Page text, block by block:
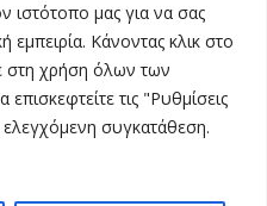
ιστότοπο μας για να σας
Κάνοντας κλικ στο
στη χρήση όλων των
τις "Ρυθμίσεις
συγκατάθεση.